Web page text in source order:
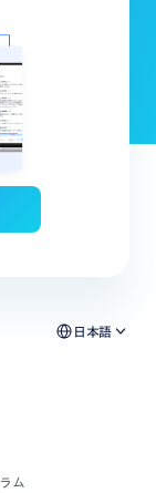
日本語
ム